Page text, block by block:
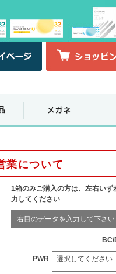
業について
1箱のみご購入の方は、左右いず
力してください
右目のデータを入力して下さい
PWR